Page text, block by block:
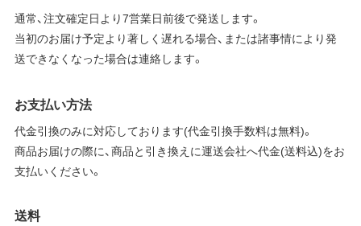
通常、注文確定日より7営業日前後で発送します。
当初のお届け予定より著しく遅れる場合、または諸事情により発
送できなくなった場合は連絡します。
お支払い方法
代金引換のみに対応しております(代金引換手数料は無料)。
商品お届けの際に、商品と引き換えに運送会社へ代金(送料込)をお
支払いください。
送料